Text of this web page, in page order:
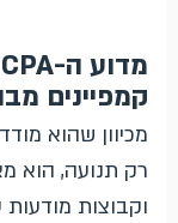
קמפיינים
מכיוון שהוא
רק תנועה, הוא
וקבוצות מודעות